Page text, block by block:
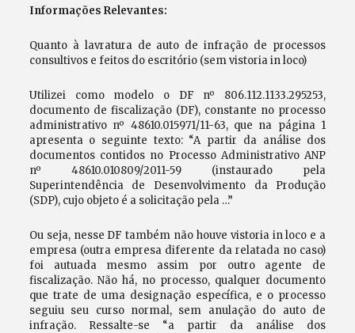
Informações Relevantes:
Quanto à lavratura de auto de infração de processos
consultivos e feitos do escritório (sem vistoria in loco)
Utilizei como modelo o DF nº 806.112.1133.295253,
documento de fiscalização (DF), constante no processo
administrativo nº 48610.015971/11-63, que na página 1
apresenta o seguinte texto: “A partir da análise dos
documentos contidos no Processo Administrativo ANP
nº 48610.010809/2011-59 (instaurado pela
Superintendência de Desenvolvimento da Produção
(SDP), cujo objeto é a solicitação pela …”
Ou seja, nesse DF também não houve vistoria in loco e a
empresa (outra empresa diferente da relatada no caso)
foi autuada mesmo assim por outro agente de
fiscalização. Não há, no processo, qualquer documento
que trate de uma designação específica, e o processo
seguiu seu curso normal, sem anulação do auto de
infração. Ressalte-se “a partir da análise dos